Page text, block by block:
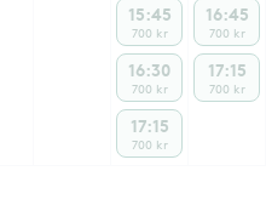
15:45
700 kr
16:30
700 kr
17:15
700 kr
16:45
700 kr
17:15
700 kr